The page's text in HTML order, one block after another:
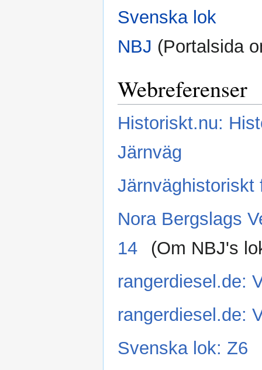
Svenska lok
NBJ (Portalsida
Webreferenser
Historiskt.nu:
Järnväg
Järnväghistoriskt
Nora Bergslags
14
(Om NBJ's
rangerdiesel.de:
rangerdiesel.de:
Svenska lok: Z6